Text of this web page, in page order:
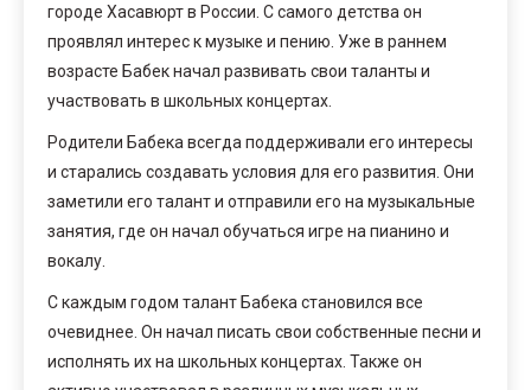
городе Хасавюрт в России. С самого детства он
проявлял интерес к музыке и пению. Уже в раннем
возрасте Бабек начал развивать свои таланты и
участвовать в школьных концертах.
Родители Бабека всегда поддерживали его интересы
и старались создавать условия для его развития. Они
заметили его талант и отправили его на музыкальные
занятия, где он начал обучаться игре на пианино и
вокалу.
С каждым годом талант Бабека становился все
очевиднее. Он начал писать свои собственные песни и
исполнять их на школьных концертах. Также он